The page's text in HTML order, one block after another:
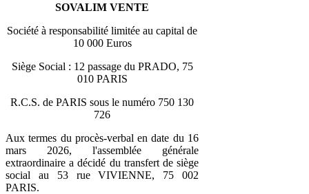
SOVALIM VENTE
Société à responsabilité limitée au capital de
10 000 Euros
Siège Social : 12 passage du PRADO, 75
010 PARIS
R.C.S. de PARIS sous le numéro 750 130
726
Aux termes du procès-verbal en date du 16
mars 2026, l'assemblée générale
extraordinaire a décidé du transfert de siège
social au 53 rue VIVIENNE, 75 002
PARIS.